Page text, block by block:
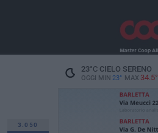
3.050
23°CCIELO SERENO
OGGI MIN 23° MAX 34.5°